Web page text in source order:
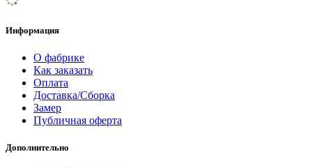
Информация
О фабрике
Как заказать
Оплата
Доставка/Сборка
Замер
Публичная оферта
Дополнительно